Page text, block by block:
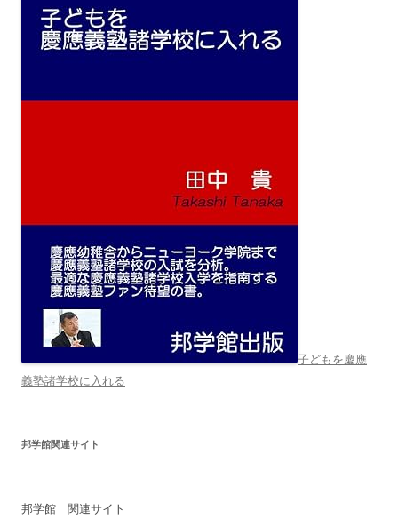
子どもを慶應
義塾諸学校に入れる
邦学館関連サイト
邦学館 関連サイト